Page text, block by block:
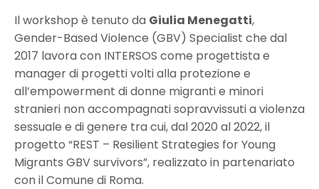
Il workshop è tenuto da Giulia Menegatti,
Gender-Based Violence (GBV) Specialist che dal
2017 lavora con INTERSOS come progettista e
manager di progetti volti alla protezione e
all’empowerment di donne migranti e minori
stranieri non accompagnati sopravvissuti a violenza
sessuale e di genere tra cui, dal 2020 al 2022, il
progetto “REST – Resilient Strategies for Young
Migrants GBV survivors”, realizzato in partenariato
con il Comune di Roma.